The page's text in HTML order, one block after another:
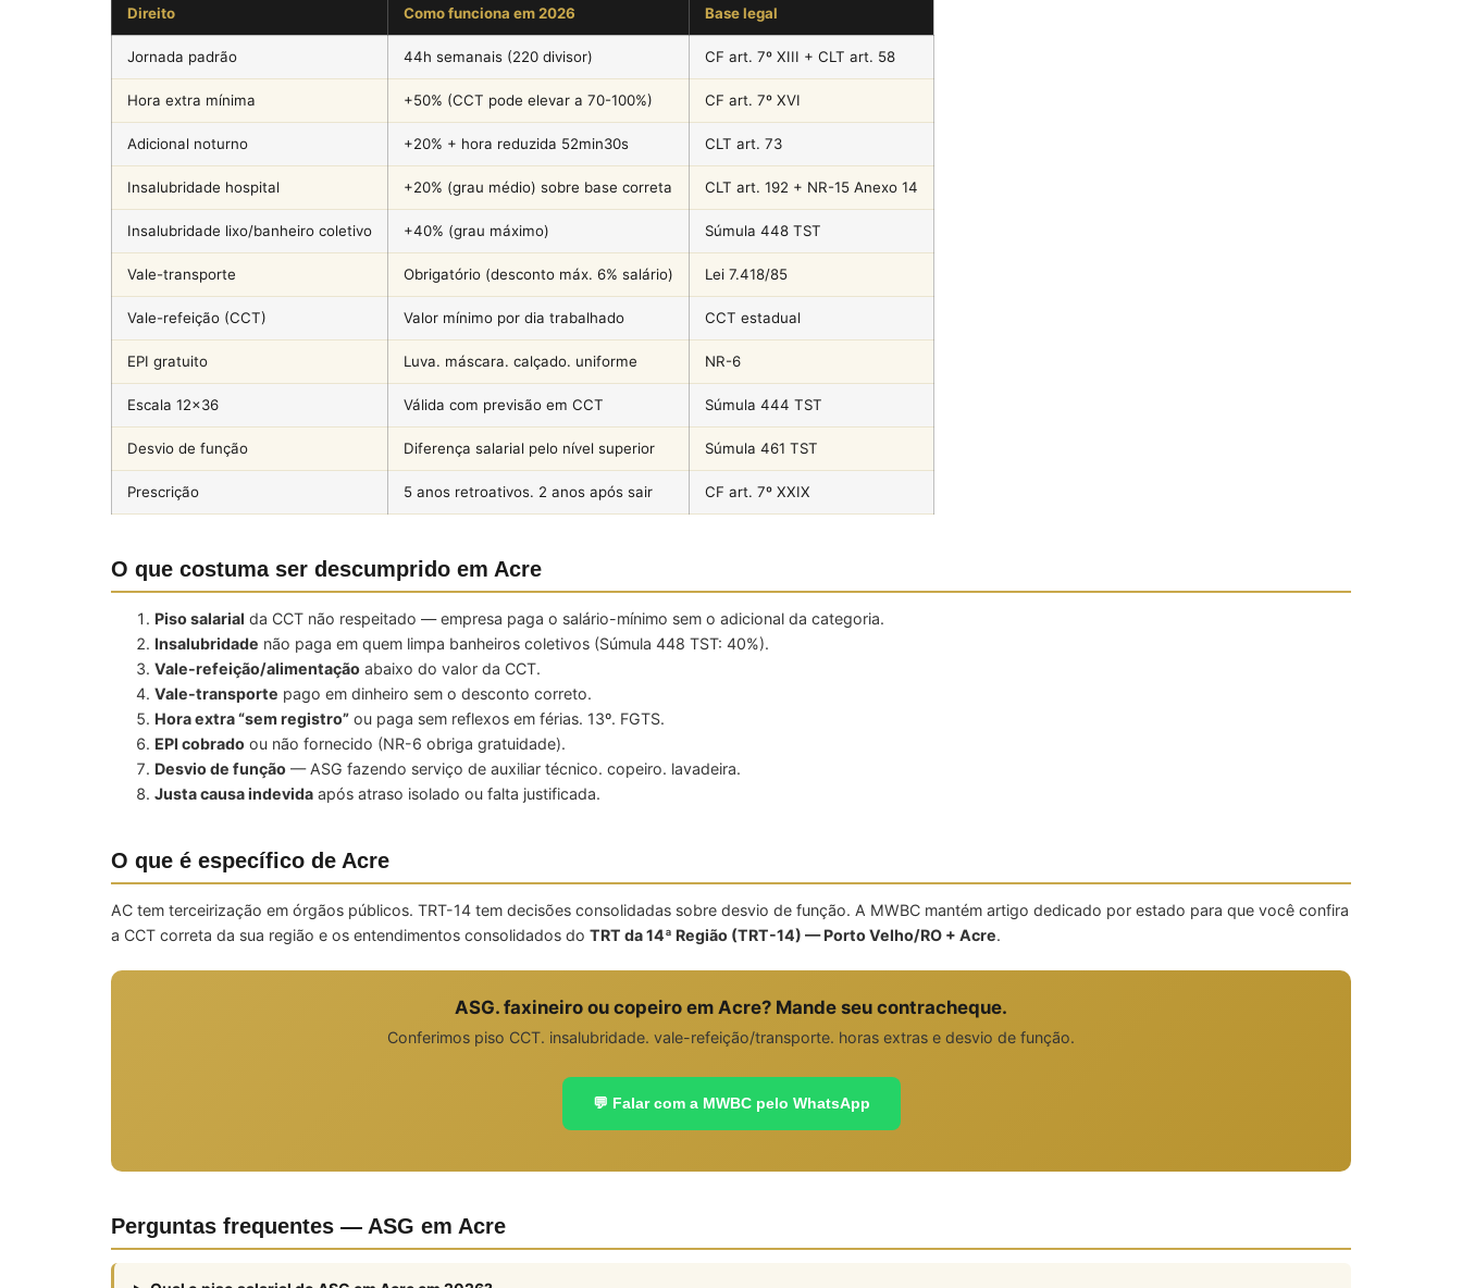
Direito Como funciona em 2026 Base legal
Jornada padrão 44h semanais (220 divisor) CF art. 7º XIII + CLT art. 58
Hora extra mínima +50% (CCT pode elevar a 70-100%) CF art. 7º XVI
Adicional noturno +20% + hora reduzida 52min30s CLT art. 73
Insalubridade hospital +20% (grau médio) sobre base correta CLT art. 192 + NR-15 Anexo 14
Insalubridade lixo/banheiro coletivo +40% (grau máximo) Súmula 448 TST
Vale-transporte Obrigatório (desconto máx. 6% salário) Lei 7.418/85
Vale-refeição (CCT) Valor mínimo por dia trabalhado CCT estadual
EPI gratuito Luva. máscara. calçado. uniforme NR-6
Escala 12×36 Válida com previsão em CCT Súmula 444 TST
Desvio de função Diferença salarial pelo nível superior Súmula 461 TST
Prescrição 5 anos retroativos. 2 anos após sair CF art. 7º XXIX
O que costuma ser descumprido em Acre
Piso salarial da CCT não respeitado — empresa paga o salário-mínimo sem o adicional da categoria.
Insalubridade não paga em quem limpa banheiros coletivos (Súmula 448 TST: 40%).
Vale-refeição/alimentação abaixo do valor da CCT.
Vale-transporte pago em dinheiro sem o desconto correto.
Hora extra “sem registro” ou paga sem reflexos em férias. 13º. FGTS.
EPI cobrado ou não fornecido (NR-6 obriga gratuidade).
Desvio de função — ASG fazendo serviço de auxiliar técnico. copeiro. lavadeira.
Justa causa indevida após atraso isolado ou falta justificada.
O que é específico de Acre
AC tem terceirização em órgãos públicos. TRT-14 tem decisões consolidadas sobre desvio de função. A MWBC mantém artigo dedicado por estado para que você confira
a CCT correta da sua região e os entendimentos consolidados do TRT da 14ª Região (TRT-14) — Porto Velho/RO + Acre.
ASG. faxineiro ou copeiro em Acre? Mande seu contracheque.
Conferimos piso CCT. insalubridade. vale-refeição/transporte. horas extras e desvio de função.
💬 Falar com a MWBC pelo WhatsApp
Perguntas frequentes — ASG em Acre